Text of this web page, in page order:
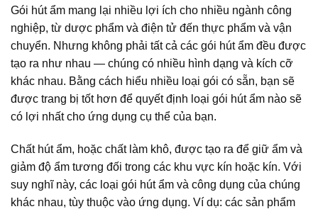
Gói hút ẩm mang lại nhiều lợi ích cho nhiều ngành công
nghiệp, từ dược phẩm và điện tử đến thực phẩm và vận
chuyển. Nhưng không phải tất cả các gói hút ẩm đều được
tạo ra như nhau — chúng có nhiều hình dạng và kích cỡ
khác nhau. Bằng cách hiểu nhiều loại gói có sẵn, bạn sẽ
được trang bị tốt hơn để quyết định loại gói hút ẩm nào sẽ
có lợi nhất cho ứng dụng cụ thể của bạn.
Chất hút ẩm, hoặc chất làm khô, được tạo ra để giữ ẩm và
giảm độ ẩm tương đối trong các khu vực kín hoặc kín. Với
suy nghĩ này, các loại gói hút ẩm và công dụng của chúng
khác nhau, tùy thuộc vào ứng dụng. Ví dụ: các sản phẩm